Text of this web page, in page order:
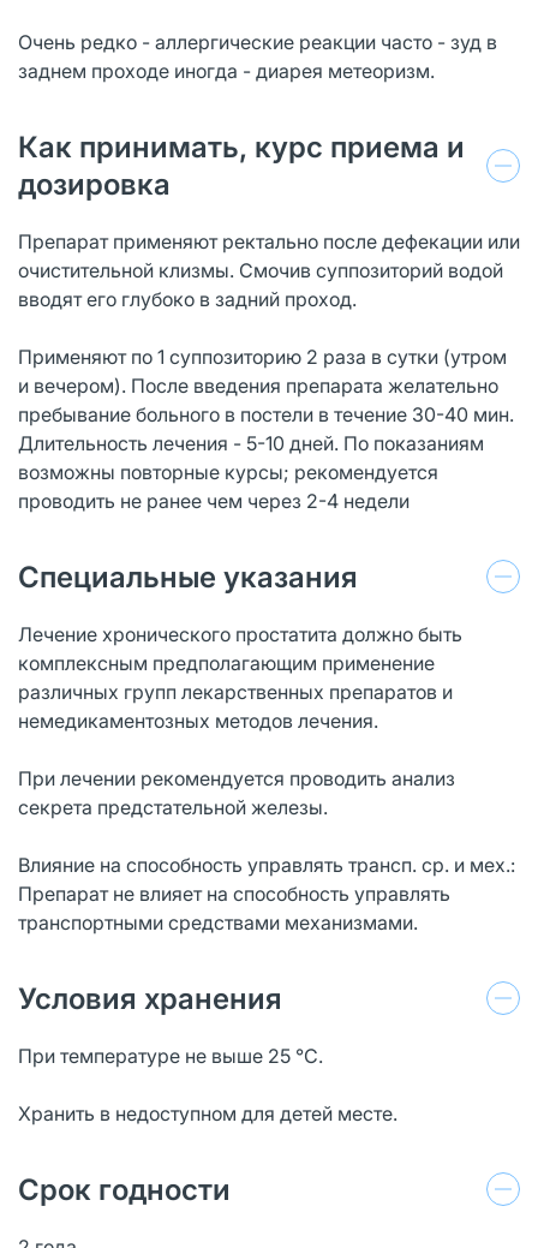
Очень редко - аллергические реакции часто - зуд в
заднем проходе иногда - диарея метеоризм.
Как принимать, курс приема и
дозировка
Препарат применяют ректально после дефекации или
очистительной клизмы. Смочив суппозиторий водой
вводят его глубоко в задний проход.
Применяют по 1 суппозиторию 2 раза в сутки (утром
и вечером). После введения препарата желательно
пребывание больного в постели в течение 30-40 мин.
Длительность лечения - 5-10 дней. По показаниям
возможны повторные курсы; рекомендуется
проводить не ранее чем через 2-4 недели
Специальные указания
Лечение хронического простатита должно быть
комплексным предполагающим применение
различных групп лекарственных препаратов и
немедикаментозных методов лечения.
При лечении рекомендуется проводить анализ
секрета предстательной железы.
Влияние на способность управлять трансп. ср. и мех.:
Препарат не влияет на способность управлять
транспортными средствами механизмами.
Условия хранения
При температуре не выше 25 °С.
Хранить в недоступном для детей месте.
Срок годности